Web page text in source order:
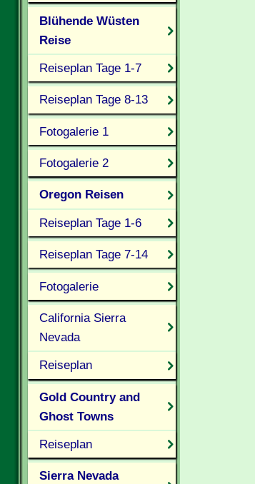
Blühende Wüsten
Reise
Reiseplan Tage 1-7
Reiseplan Tage 8-13
Fotogalerie 1
Fotogalerie 2
Oregon Reisen
Reiseplan Tage 1-6
Reiseplan Tage 7-14
Fotogalerie
California Sierra
Nevada
Reiseplan
Gold Country and
Ghost Towns
Reiseplan
Sierra Nevada